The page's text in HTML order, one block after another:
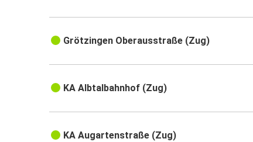
Grötzingen Oberausstraße (Zug)
KA Albtalbahnhof (Zug)
KA Augartenstraße (Zug)